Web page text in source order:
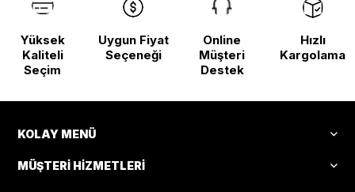
Yüksek
Kaliteli
Seçim
Uygun Fiyat
Seçeneği
Online
Müşteri
Destek
Hızlı
Kargolama
KOLAY MENÜ
MÜŞTERI HIZMETLERI